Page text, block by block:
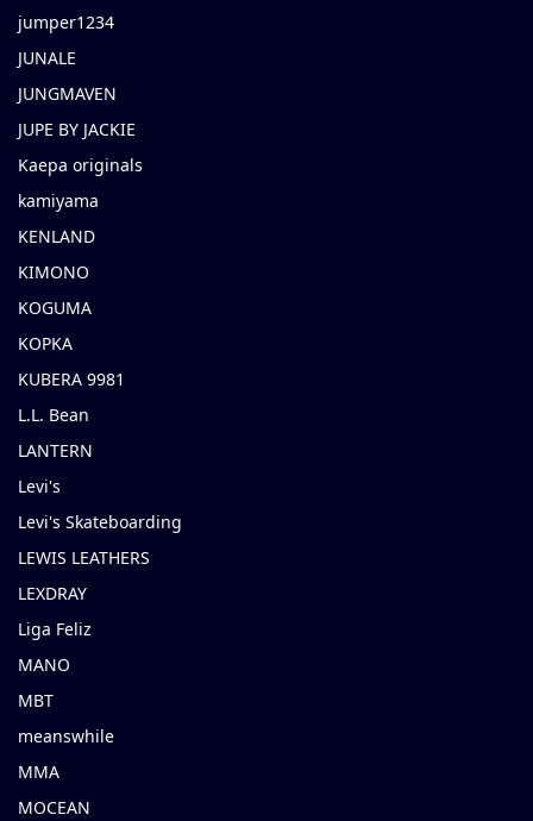
jumper1234
JUNALE
JUNGMAVEN
JUPE BY JACKIE
Kaepa originals
kamiyama
KENLAND
KIMONO
KOGUMA
KOPKA
KUBERA 9981
L.L. Bean
LANTERN
Levi's
Levi's Skateboarding
LEWIS LEATHERS
LEXDRAY
Liga Feliz
MANO
MBT
meanswhile
MMA
MOCEAN